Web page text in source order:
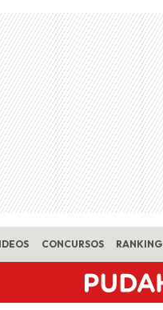
CONCURSOS RANKING